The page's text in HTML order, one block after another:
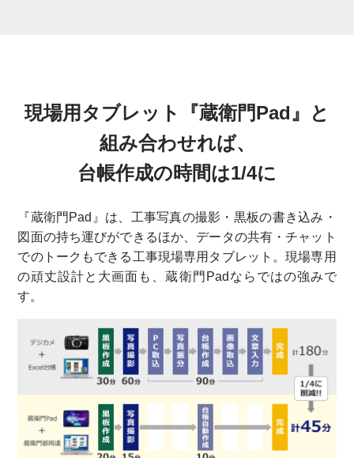
現場用タブレット『蔵衛門Pad』と
組み合わせれば、
台帳作成の時間は1/4に
『蔵衛門Pad』は、工事写真の撮影・黒板の書き込み・
図面の持ち運びができるほか、データの共有・チャット
でのトークもできる工事現場専用タブレット。現場専用
の頑丈設計と大画面も、蔵衛門Padならではの強みで
す。